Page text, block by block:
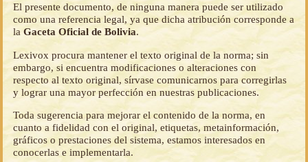
El presente documento, de ninguna manera puede ser utilizado
como una referencia legal, ya que dicha atribución corresponde a
laGaceta Oficial de Bolivia.
Lexivox procura mantener el texto original de la norma; sin
embargo, si encuentra modificaciones o alteraciones con
respecto al texto original, sírvase comunicarnos para corregirlas
y lograr una mayor perfección en nuestras publicaciones.
Toda sugerencia para mejorar el contenido de la norma, en
cuanto a fidelidad con el original, etiquetas, metainformación,
gráficos o prestaciones del sistema, estamos interesados en
conocerlas e implementarla.